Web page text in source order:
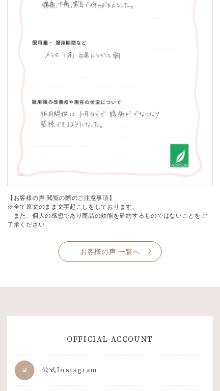
【お客様の声 閲覧の際のご注意事項】
※全て原文のまま文字起こしをしております。
また、個人の感想であり商品の効能を確約するものではないことをご
了承ください
お客様の声 一覧へ
OFFICIAL ACCOUNT
公式Instagram